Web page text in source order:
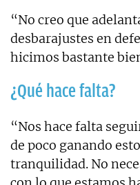
“No creo que
desbarajustes en
hicimos bastante
¿Qué hace falta?
“Nos hace falta
de poco ganando
tranquilidad. No